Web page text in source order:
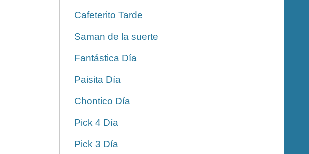
Cafeterito Tarde
Saman de la suerte
Fantástica Día
Paisita Día
Chontico Día
Pick 4 Día
Pick 3 Día